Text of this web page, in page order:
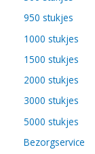
950 stukjes
1000 stukjes
1500 stukjes
2000 stukjes
3000 stukjes
5000 stukjes
Bezorgservice